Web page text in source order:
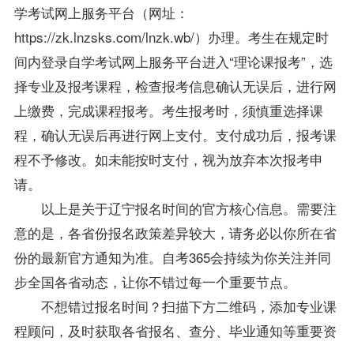
学考试网上服务平台（网址：
https://zk.lnzsks.com/lnzk.wb/）办理。考生在规定时
间内登录自学考试网上服务平台进入“理论课报考”，选
择专业及报考课程，检查报考信息确认无误后，进行网
上缴费，完成课程报考。考生报考时，须慎重选择课
程，确认无误后再进行网上支付。支付成功后，报考课
程不予修改。如未能按时支付，视为放弃本次报考申
请。
以上是关于辽宁报名时间的官方核心信息。需要注
意的是，各省份报名政策差异较大，请务必以你所在省
份的最新官方通知为准。自考365会持续为你关注并同
步全国各省动态，让你不错过每一个重要节点。
不想错过报名时间？扫描下方二维码，添加专业课
程顾问，及时获取各省报名、查分、毕业通知等重要资